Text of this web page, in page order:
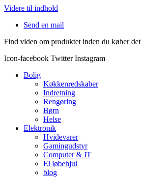
Videre til indhold
Send en mail
Find viden om produktet inden du køber det
Icon-facebook Twitter Instagram
Bolig
Køkkenredskaber
Indretning
Rengøring
Børn
Helse
Elektronik
Hvidevarer
Gamingudstyr
Computer & IT
El løbehjul
blog